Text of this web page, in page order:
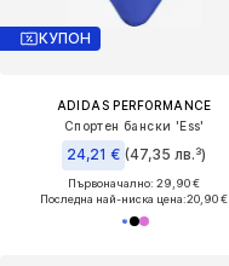
КУПОН
ADIDAS PERFORMANCE
Спортен бански 'Ess'
24,21 € (47,35 лв.³)
Първоначално: 29,90 €
Последна най-ниска цена:20,90 €